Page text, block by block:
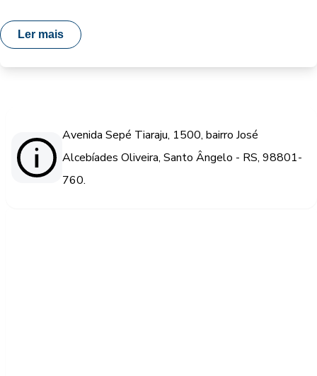
Ler mais
Avenida Sepé Tiaraju, 1500, bairro José
Alcebíades Oliveira, Santo Ângelo - RS, 98801-
760.